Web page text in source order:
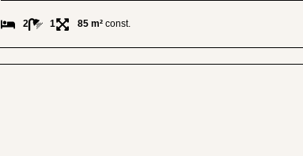
2 1 85 m² const.